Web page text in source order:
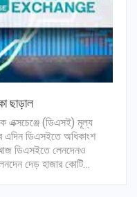
ছাড়াল
এক্সচেঞ্জে (ডিএসই) মূল্য
এদিন ডিএসইতে অধিকাংশ
আজ ডিএসইতে লেনদেনও
দেড় হাজার কোটি…